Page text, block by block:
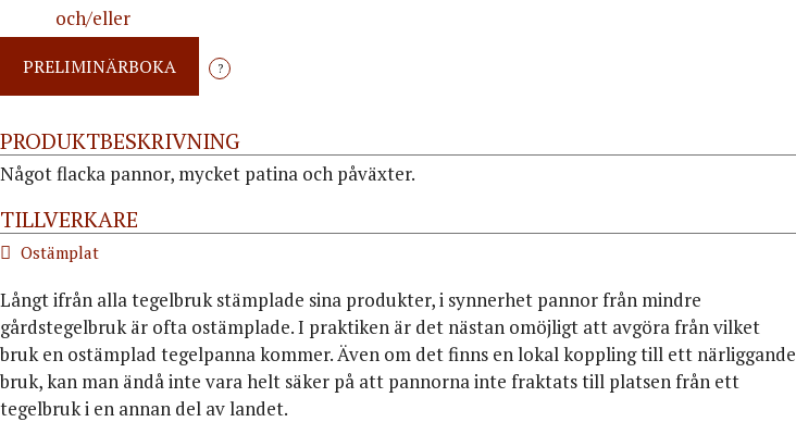
och/eller
?
PRODUKTBESKRIVNING
Något flacka pannor, mycket patina och påväxter.
TILLVERKARE
Ostämplat
Långt ifrån alla tegelbruk stämplade sina produkter, i synnerhet pannor från mindre
gårdstegelbruk är ofta ostämplade. I praktiken är det nästan omöjligt att avgöra från vilket
bruk en ostämplad tegelpanna kommer. Även om det finns en lokal koppling till ett närliggande
bruk, kan man ändå inte vara helt säker på att pannorna inte fraktats till platsen från ett
tegelbruk i en annan del av landet.